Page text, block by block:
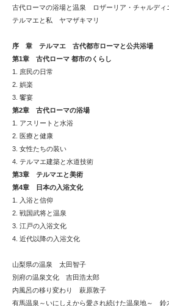
古代ローマの浴場と温泉 ロザーリア・チャルディ
テルマエと私 ヤマザキマリ
序 章 テルマエ 古代都市ローマと公共浴場
第1章 古代ローマ 都市のくらし
1. 庶民の日常
2. 娯楽
3. 饗宴
第2章 古代ローマの浴場
1. アスリートと水浴
2. 医療と健康
3. 女性たちの装い
4. テルマエ建築と水道技術
第3章 テルマエと美術
第4章 日本の入浴文化
1. 入浴と信仰
2. 戦国武将と温泉
3. 江戸の入浴文化
4. 近代以降の入浴文化
山梨県の温泉 太田智子
別府の温泉文化 吉田浩太郎
内風呂の移り変わり 萩原敦子
有馬温泉～いにしえから愛され続けた温泉地～ 鈴